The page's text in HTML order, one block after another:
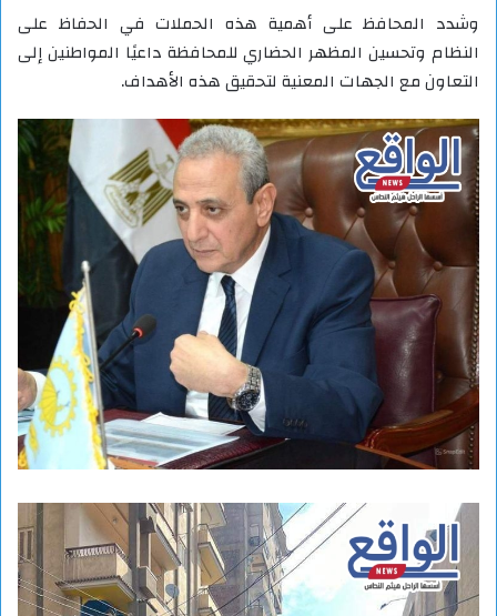
وشدد المحافظ على أهمية هذه الحملات في الحفاظ على
النظام وتحسين المظهر الحضاري للمحافظة داعيًا المواطنين إلى
التعاون مع الجهات المعنية لتحقيق هذه الأهداف.